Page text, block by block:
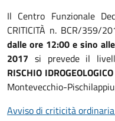
Il Centro Funzionale
CRITICITÀ n. BCR/359/
dalle ore 12:00 e sino
2017 si prevede il
RISCHIO IDROGEOLOGICO
Montevecchio-
Avviso di criticità